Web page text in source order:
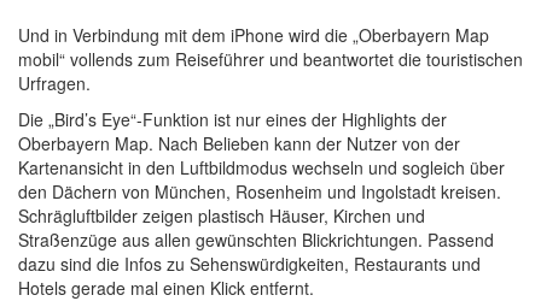
Und in Verbindung mit dem iPhone wird die „Oberbayern Map
mobil“ vollends zum Reiseführer und beantwortet die touristischen
Urfragen.
Die „Bird’s Eye“-Funktion ist nur eines der Highlights der
Oberbayern Map. Nach Belieben kann der Nutzer von der
Kartenansicht in den Luftbildmodus wechseln und sogleich über
den Dächern von München, Rosenheim und Ingolstadt kreisen.
Schrägluftbilder zeigen plastisch Häuser, Kirchen und
Straßenzüge aus allen gewünschten Blickrichtungen. Passend
dazu sind die Infos zu Sehenswürdigkeiten, Restaurants und
Hotels gerade mal einen Klick entfernt.